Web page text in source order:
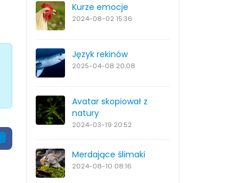
Kurze emocje
2024-08-02 15:36
Język rekinów
2025-04-08 20:08
Avatar skopiował z
natury
2024-03-19 20:52
Merdające ślimaki
2024-08-10 08:16